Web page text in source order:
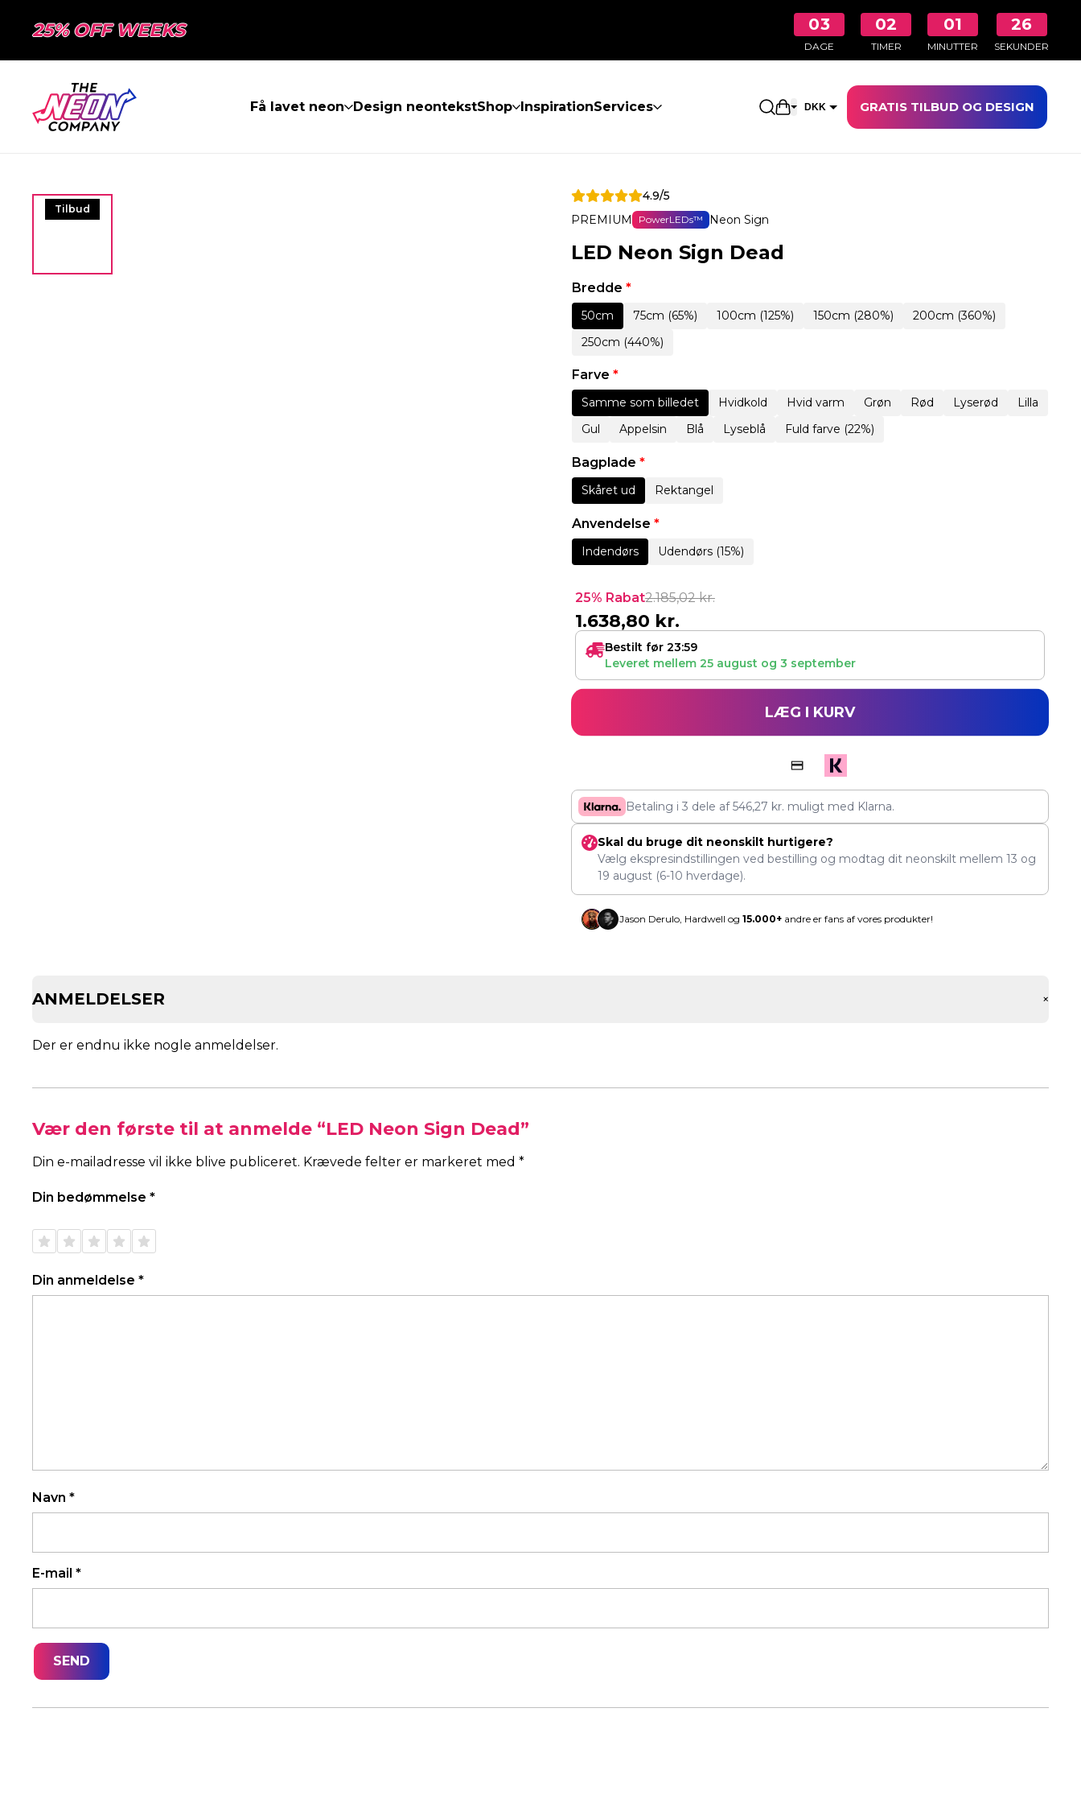
25% OFF WEEKS 03
DAGE
02
TIMER
01
MINUTTER
25
SEKUNDER
Få lavet neon Design neontekstShop InspirationServices Åbn indkøbskurven
DKK GRATIS TILBUD OG DESIGN
Tilbud
4.9/5
PREMIUM
PowerLEDs™ Neon Sign
LED Neon Sign Dead
Bredde *
50cm 75cm (65%) 100cm (125%) 150cm (280%)
200cm (360%)
250cm (440%)
Farve *
Samme som billedet Hvidkold Hvid varm Grøn Rød Lyserød
Lilla
Gul
Appelsin Blå Lyseblå Fuld farve (22%)
Bagplade *
Skåret ud Rektangel
Anvendelse *
Indendørs Udendørs (15%)
25% Rabat2.185,02kr.
1.638,80 kr.
Bestilt før 23:59
Leveret mellem 25 august og 3 september
LÆG I KURV
Betaling i 3 dele af546,27 kr. muligt med Klarna.
Skal du bruge dit neonskilt hurtigere?
Vælg ekspresindstillingen ved bestilling og modtag dit neonskilt mellem 13 og
19 august(6-10 hverdage).
Jason Derulo, Hardwell og 15.000+andre er fans af vores produkter!
ANMELDELSER +
Der er endnu ikke nogle anmeldelser.
Vær den første til at anmelde “LED Neon Sign Dead”
Din e-mailadresse vil ikke blive publiceret. Krævede felter er markeret med *
Din bedømmelse *
5
5
5
5
5
Din anmeldelse *
Navn *
E-mail *